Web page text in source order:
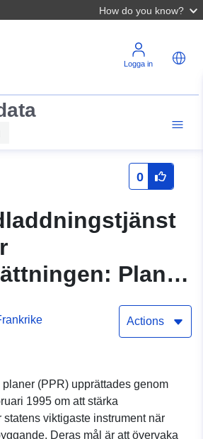
How do you know?
Logga in
0
Plan
för
Actions
(PPR) upprättades genom
1995 om att stärka
viktigaste instrument när
Deras mål är att övervaka